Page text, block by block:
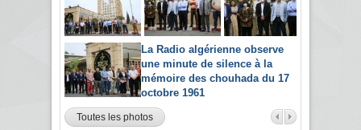
La Radio algérienne observe
une minute de silence à la
mémoire des chouhada du 17
octobre 1961
Toutes les photos